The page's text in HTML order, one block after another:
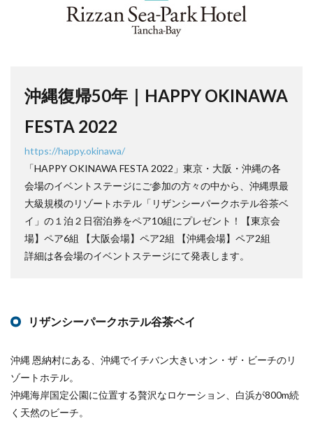
沖縄復帰50年｜HAPPY OKINAWA
FESTA 2022
https://happy.okinawa/
「HAPPY OKINAWA FESTA 2022」東京・大阪・沖縄の各
会場のイベントステージにご参加の方々の中から、沖縄県最
大級規模のリゾートホテル「リザンシーパークホテル谷茶ベ
イ」の１泊２日宿泊券をペア10組にプレゼント！【東京会
場】ペア6組 【大阪会場】ペア2組 【沖縄会場】ペア2組
詳細は各会場のイベントステージにて発表します。
リザンシーパークホテル谷茶ベイ
沖縄 恩納村にある、沖縄でイチバン大きいオン・ザ・ビーチのリ
ゾートホテル。
沖縄海岸国定公園に位置する贅沢なロケーション、白浜が800m続
く天然のビーチ。